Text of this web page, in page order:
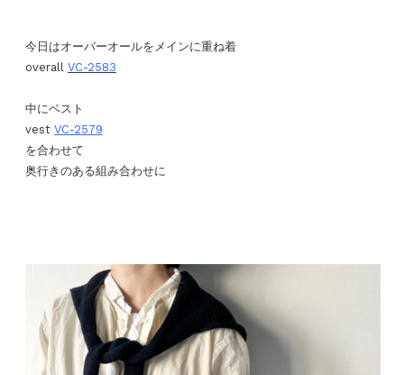
今日はオーバーオールをメインに重ね着
overall VC-2583
中にベスト
vest VC-2579
を合わせて
奥行きのある組み合わせに